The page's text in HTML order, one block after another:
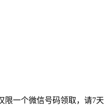
一个微信号码领取，请7